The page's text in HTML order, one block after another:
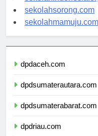
sekolahindonesia.org
sekolahsorong.com